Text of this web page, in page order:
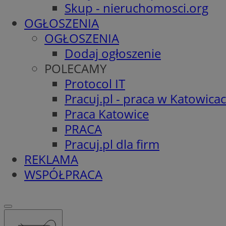
Skup - nieruchomosci.org
OGŁOSZENIA
OGŁOSZENIA
Dodaj ogłoszenie
POLECAMY
Protocol IT
Pracuj.pl - praca w
Praca Katowice
PRACA
Pracuj.pl dla firm
REKLAMA
WSPÓŁPRACA